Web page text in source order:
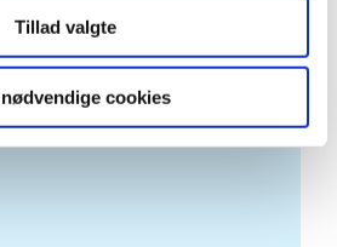
Tillad valgte
cookies
nationale procedure, den